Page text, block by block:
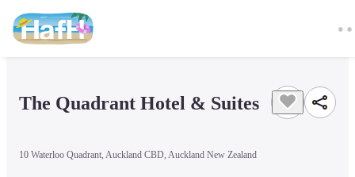
The Quadrant Hotel & Suites
10 Waterloo Quadrant, Auckland CBD, Auckland New Zealand